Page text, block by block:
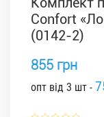
Confort
(0142-2)
855 грн
опт від 3 шт -